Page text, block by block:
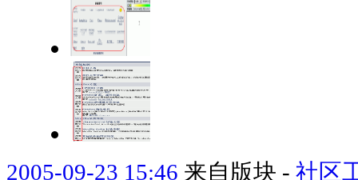
2005-09-23 15:46 来自版块 - 社区